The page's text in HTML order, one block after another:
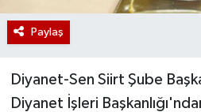
Paylaş
Diyanet-Sen Siirt Şube
Diyanet İşleri